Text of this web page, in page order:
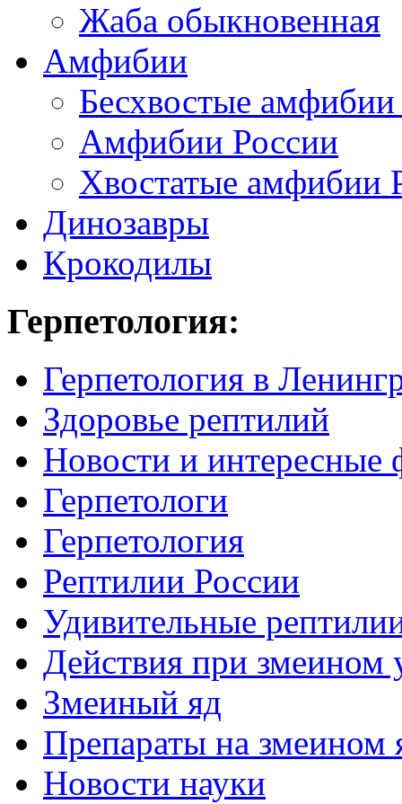
Жаба обыкновенная
Амфибии
Бесхвостые
Амфибии России
Хвостатые амфибии
Динозавры
Крокодилы
Герпетология:
Герпетология в
Здоровье рептилий
Новости и интересные
Герпетологи
Герпетология
Рептилии России
Удивительные
Действия при змеином
Змеиный яд
Препараты на змеином
Новости науки